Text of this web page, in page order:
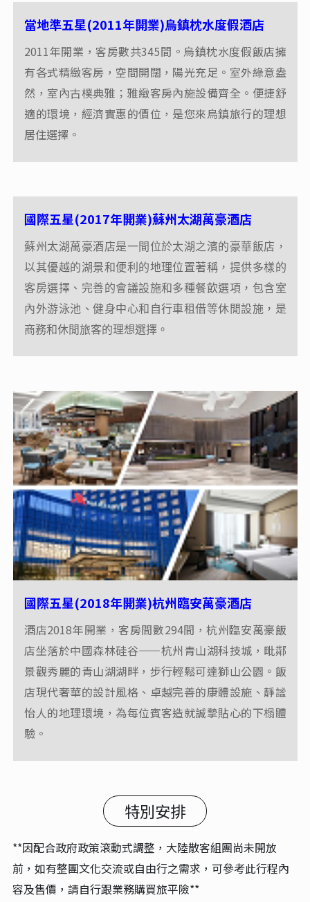
當地五星(2025年開業)寧波南苑望海酒店
飯店擁有338間舒適客房、1000㎡無柱宴會廳及多個
沙龍廳，滿足高端會議與宴請需求。飯店深度融入鎮
海商幫文化與在地風情，以“書香文化”為脈絡，打
式美食場景。25層空中會客廳定期舉辦書畫沙龍，營
造“墨韻春藏”體驗，傳承地方文脈。康體中心配備
恆溫泳池、健身房及SPA。
國際五星(2023年開業)紹興上虞萬豪酒店
2023年開業，坐落於紹興市上虞區核心地段，交通便
利，臨近商業中心與主要景點。酒店設計融合現代時
品質設施。館內配備中西餐廳，供應多樣化美食，並
設有健身中心、室內泳池及會議宴會空間，滿足商務
與休閒需求。憑藉萬豪國際的專業服務標準，賓客在
此可盡享舒適體驗與貼心款待，是旅行與度假的理想
下榻之選。